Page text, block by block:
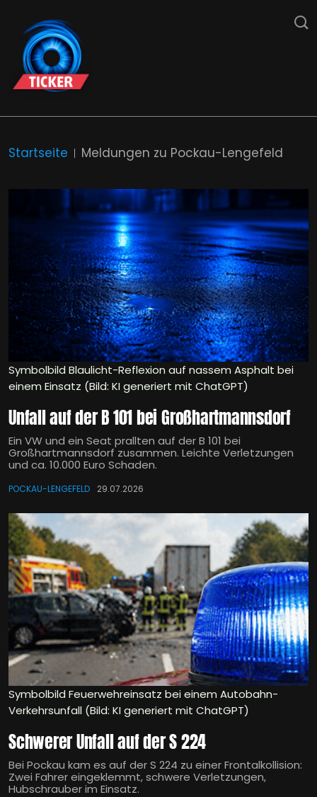
Startseite Meldungen zu Pockau-Lengefeld
Symbolbild Blaulicht-Reflexion auf nassem Asphalt bei
einem Einsatz (Bild: KI generiert mit ChatGPT)
Unfall auf der B 101 bei Großhartmannsdorf
Ein VW und ein Seat prallten auf der B 101 bei
Großhartmannsdorf zusammen. Leichte Verletzungen
und ca. 10.000 Euro Schaden.
POCKAU-LENGEFELD 29.07.2026
Symbolbild Feuerwehreinsatz bei einem Autobahn-
Verkehrsunfall (Bild: KI generiert mit ChatGPT)
Schwerer Unfall auf der S 224
Bei Pockau kam es auf der S 224 zu einer Frontalkollision:
Zwei Fahrer eingeklemmt, schwere Verletzungen,
Hubschrauber im Einsatz.